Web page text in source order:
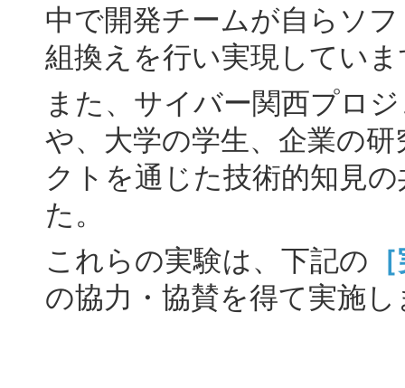
中で開発チームが自らソ
組換えを行い実現してい
また、サイバー関西プロ
や、大学の学生、企業の
クトを通じた技術的知見
た。
これらの実験は、下記の
の協力・協賛を得て実施